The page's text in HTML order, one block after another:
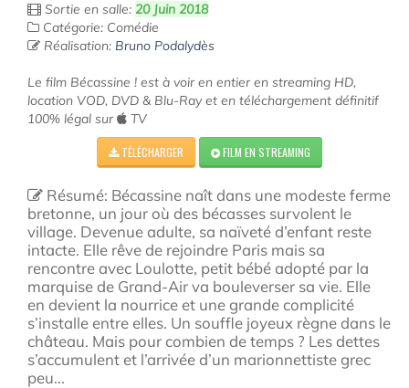
Sortie en salle: 20 Juin 2018
Catégorie: Comédie
Réalisation: Bruno Podalydès
Le film Bécassine ! est à voir en entier en streaming HD,
location VOD, DVD & Blu-Ray et en téléchargement définitif
100% légal sur
TV
TÉLÉCHARGER FILM EN STREAMING
Résumé: Bécassine naît dans une modeste ferme
bretonne, un jour où des bécasses survolent le
village. Devenue adulte, sa naïveté d’enfant reste
intacte. Elle rêve de rejoindre Paris mais sa
rencontre avec Loulotte, petit bébé adopté par la
marquise de Grand-Air va bouleverser sa vie. Elle
en devient la nourrice et une grande complicité
s’installe entre elles. Un souffle joyeux règne dans le
château. Mais pour combien de temps ? Les dettes
s’accumulent et l’arrivée d’un marionnettiste grec
peu...